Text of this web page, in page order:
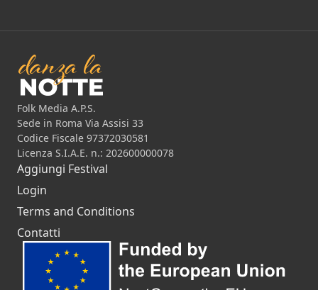
Folk Media A.P.S.
Sede in Roma Via Assisi 33
Codice Fiscale 97372030581
Licenza S.I.A.E. n.: 202600000078
Aggiungi Festival
Login
Terms and Conditions
Contatti